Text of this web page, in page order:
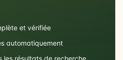
et vérifiée
automatiquement
les résultats de recherche